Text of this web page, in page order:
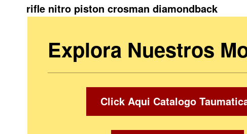
rifle nitro piston crosman diamondback
Explora Nuestros
Click Aqui Catalogo